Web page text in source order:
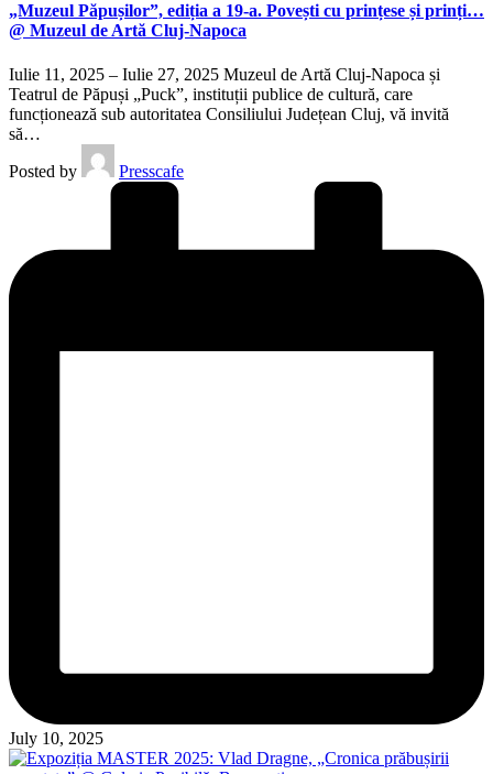
„Muzeul Păpușilor”, ediția a 19-a. Povești cu prințese și prinți…
@ Muzeul de Artă Cluj-Napoca
Iulie 11, 2025 – Iulie 27, 2025 Muzeul de Artă Cluj-Napoca și
Teatrul de Păpuși „Puck”, instituții publice de cultură, care
funcționează sub autoritatea Consiliului Județean Cluj, vă invită
să…
Posted by
Presscafe
July 10, 2025